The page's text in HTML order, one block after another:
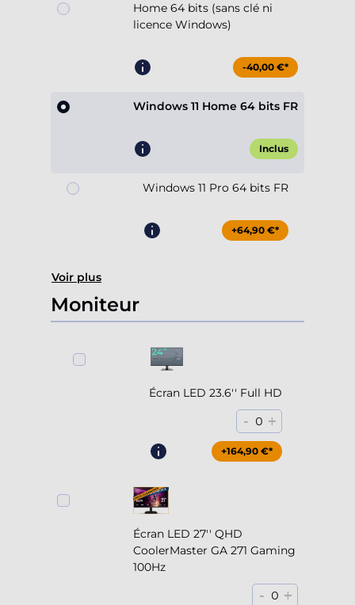
Home 64 bits (sans clé ni
licence Windows)
-40,00 €*
Windows 11 Home 64 bits FR
Inclus
Windows 11 Pro 64 bits FR
+64,90 €*
Voir plus
Moniteur
Écran LED 23.6'' Full HD
- 0 +
+164,90 €*
Écran LED 27'' QHD
CoolerMaster GA 271 Gaming
100Hz
- 0 +